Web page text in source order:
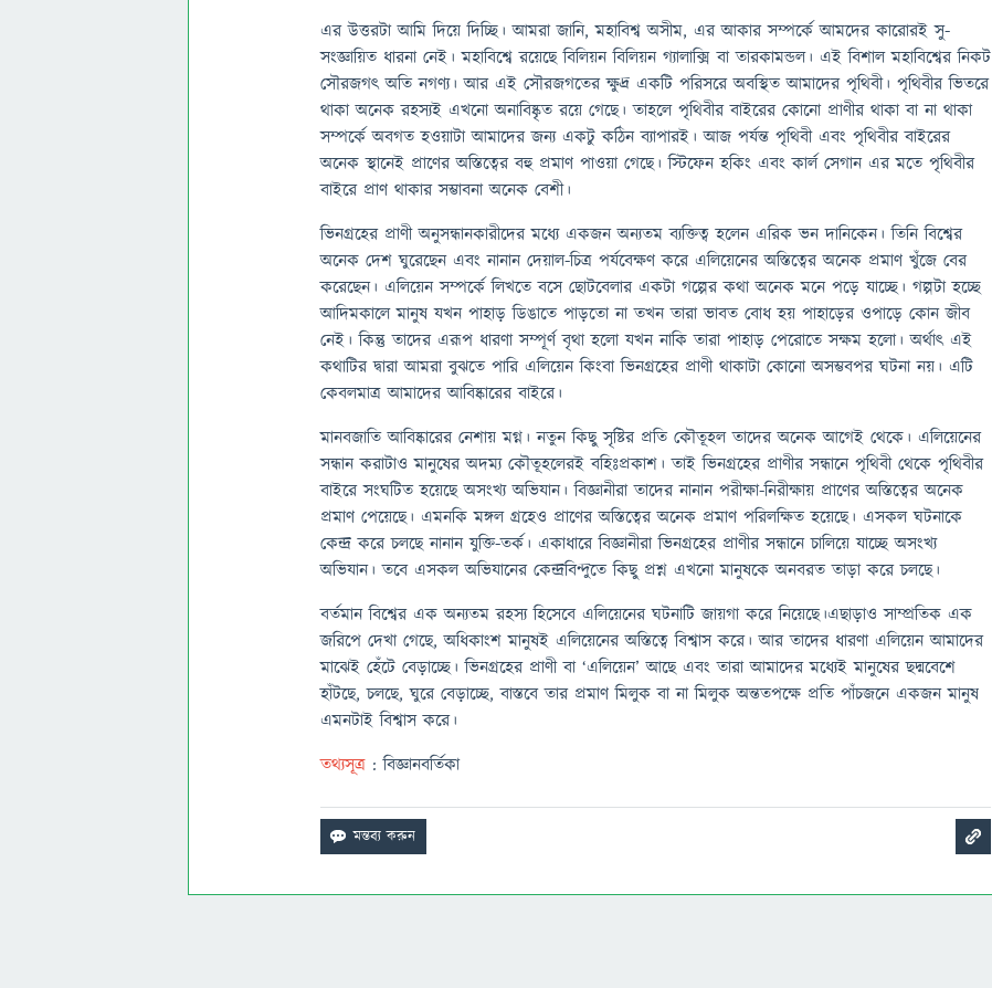
এর উত্তরটা আমি দিয়ে দিচ্ছি। আমরা জানি, মহাবিশ্ব অসীম, এর আকার সম্পর্কে আমদের কারোরই সু-
সংজ্ঞায়িত ধারনা নেই। মহাবিশ্বে রয়েছে বিলিয়ন বিলিয়ন গ্যালাক্সি বা তারকামন্ডল। এই বিশাল মহাবিশ্বের নিকট
সৌরজগৎ অতি নগণ্য। আর এই সৌরজগতের ক্ষুদ্র একটি পরিসরে অবস্থিত আমাদের পৃথিবী। পৃথিবীর ভিতরে
থাকা অনেক রহস্যই এখনো অনাবিষ্কৃত রয়ে গেছে। তাহলে পৃথিবীর বাইরের কোনো প্রাণীর থাকা বা না থাকা
সম্পর্কে অবগত হওয়াটা আমাদের জন্য একটু কঠিন ব্যাপারই। আজ পর্যন্ত পৃথিবী এবং পৃথিবীর বাইরের
অনেক স্থানেই প্রাণের অস্তিত্বের বহু প্রমাণ পাওয়া গেছে। স্টিফেন হকিং এবং কার্ল সেগান এর মতে পৃথিবীর
বাইরে প্রাণ থাকার সম্ভাবনা অনেক বেশী।
ভিনগ্রহের প্রাণী অনুসন্ধানকারীদের মধ্যে একজন অন্যতম ব্যক্তিত্ব হলেন এরিক ভন দানিকেন। তিনি বিশ্বের
অনেক দেশ ঘুরেছেন এবং নানান দেয়াল-চিত্র পর্যবেক্ষণ করে এলিয়েনের অস্তিত্বের অনেক প্রমাণ খুঁজে বের
করেছেন। এলিয়েন সম্পর্কে লিখতে বসে ছোটবেলার একটা গল্পের কথা অনেক মনে পড়ে যাচ্ছে। গল্পটা হচ্ছে
আদিমকালে মানুষ যখন পাহাড় ডিঙাতে পাড়তো না তখন তারা ভাবত বোধ হয় পাহাড়ের ওপাড়ে কোন জীব
নেই। কিন্তু তাদের এরূপ ধারণা সম্পূর্ণ বৃথা হলো যখন নাকি তারা পাহাড় পেরোতে সক্ষম হলো। অর্থাৎ এই
কথাটির দ্বারা আমরা বুঝতে পারি এলিয়েন কিংবা ভিনগ্রহের প্রাণী থাকাটা কোনো অসম্ভবপর ঘটনা নয়। এটি
কেবলমাত্র আমাদের আবিষ্কারের বাইরে।
মানবজাতি আবিষ্কারের নেশায় মগ্ন। নতুন কিছু সৃষ্টির প্রতি কৌতূহল তাদের অনেক আগেই থেকে। এলিয়েনের
সন্ধান করাটাও মানুষের অদম্য কৌতূহলেরই বহিঃপ্রকাশ। তাই ভিনগ্রহের প্রাণীর সন্ধানে পৃথিবী থেকে পৃথিবীর
বাইরে সংঘটিত হয়েছে অসংখ্য অভিযান। বিজ্ঞানীরা তাদের নানান পরীক্ষা-নিরীক্ষায় প্রাণের অস্তিত্বের অনেক
প্রমাণ পেয়েছে। এমনকি মঙ্গল গ্রহেও প্রাণের অস্তিত্বের অনেক প্রমাণ পরিলক্ষিত হয়েছে। এসকল ঘটনাকে
কেন্দ্র করে চলছে নানান যুক্তি-তর্ক। একাধারে বিজ্ঞানীরা ভিনগ্রহের প্রাণীর সন্ধানে চালিয়ে যাচ্ছে অসংখ্য
অভিযান। তবে এসকল অভিযানের কেন্দ্রবিন্দুতে কিছু প্রশ্ন এখনো মানুষকে অনবরত তাড়া করে চলছে।
বর্তমান বিশ্বের এক অন্যতম রহস্য হিসেবে এলিয়েনের ঘটনাটি জায়গা করে নিয়েছে।এছাড়াও সাম্প্রতিক এক
জরিপে দেখা গেছে, অধিকাংশ মানুষই এলিয়েনের অস্তিত্বে বিশ্বাস করে। আর তাদের ধারণা এলিয়েন আমাদের
মাঝেই হেঁটে বেড়াচ্ছে। ভিনগ্রহের প্রাণী বা ‘এলিয়েন’ আছে এবং তারা আমাদের মধ্যেই মানুষের ছদ্মবেশে
হাঁটছে, চলছে, ঘুরে বেড়াচ্ছে, বাস্তবে তার প্রমাণ মিলুক বা না মিলুক অন্ততপক্ষে প্রতি পাঁচজনে একজন মানুষ
এমনটাই বিশ্বাস করে।
তথ্যসূত্র: বিজ্ঞানবর্তিকা